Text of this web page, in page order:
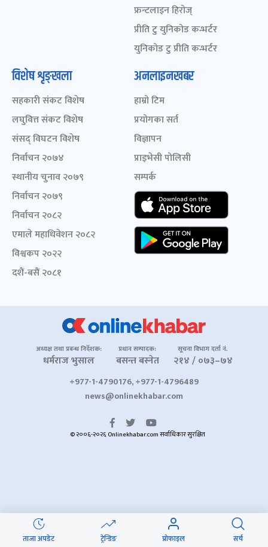
ताजा अपडेट ट्रेन्डिङ प्रोफाइल सर्च
फ्रन्टलाइन हिरोज्
प्रीति टु युनिकोड कन्भर्टर
युनिकोड टु प्रीति कन्भर्टर
विशेष शृङ्खला
सहकारी संकट विशेष
लघुवित्त संकट विशेष
संसद् विघटन विशेष
निर्वाचन २०७४
स्थानीय चुनाव २०७९
निर्वाचन २०७९
निर्वाचन २०८२
एमाले महाधिवेशन २०८२
विश्वकप २०२२
दशैं-बसैं २०८१
अनलाइनखबर
हाम्रो टिम
प्रयोगका सर्त
विज्ञापन
प्राइभेसी पोलिसी
सम्पर्क
अध्यक्ष तथा प्रबन्ध निर्देशक:
धर्मराज भुसाल
प्रधान सम्पादक:
बसन्त बस्नेत
सूचना विभाग दर्ता नं.
२१४ / ०७३–७४
+977-1-4790176, +977-1-4796489
news@onlinekhabar.com
© २००६-२०२६ Onlinekhabar.com सर्वाधिकार सुरक्षित